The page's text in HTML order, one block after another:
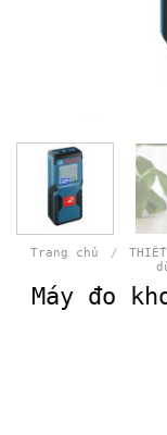
Trang chủ /
Máy đo